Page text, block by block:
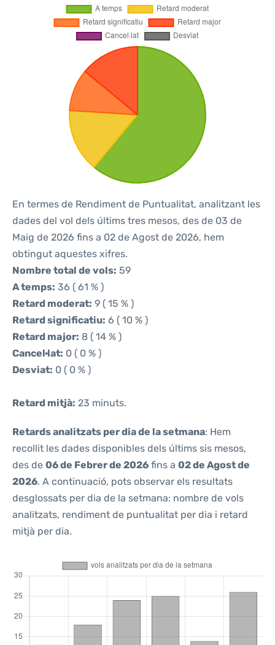
En termes de Rendiment de Puntualitat, analitzant les
dades del vol dels últims tres mesos, des de 03 de
Maig de 2026 fins a 02 de Agost de 2026, hem
obtingut aquestes xifres.
Nombre total de vols: 59
A temps: 36 ( 61 % )
Retard moderat: 9 ( 15 % )
Retard significatiu: 6 ( 10 % )
Retard major: 8 ( 14 % )
Cancel·lat: 0 ( 0 % )
Desviat: 0 ( 0 % )
Retard mitjà: 23 minuts.
Retards analitzats per dia de la setmana: Hem
recollit les dades disponibles dels últims sis mesos,
des de 06 de Febrer de 2026 fins a 02 de Agost de
2026. A continuació, pots observar els resultats
desglossats per dia de la setmana: nombre de vols
analitzats, rendiment de puntualitat per dia i retard
mitjà per dia.